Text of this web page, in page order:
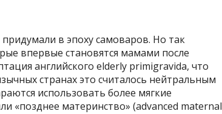
в эпоху самоваров. Но так
впервые становятся мамами после
английского elderly primigravida, что
странах это считалось нейтральным
использовать более мягкие
«позднее материнство» (advanced maternal